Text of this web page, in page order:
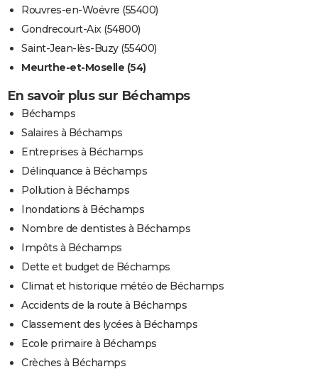
Rouvres-en-Woëvre (55400)
Gondrecourt-Aix (54800)
Saint-Jean-lès-Buzy (55400)
Meurthe-et-Moselle (54)
En savoir plus sur Béchamps
Béchamps
Salaires à Béchamps
Entreprises à Béchamps
Délinquance à Béchamps
Pollution à Béchamps
Inondations à Béchamps
Nombre de dentistes à Béchamps
Impôts à Béchamps
Dette et budget de Béchamps
Climat et historique météo de Béchamps
Accidents de la route à Béchamps
Classement des lycées à Béchamps
Ecole primaire à Béchamps
Crèches à Béchamps